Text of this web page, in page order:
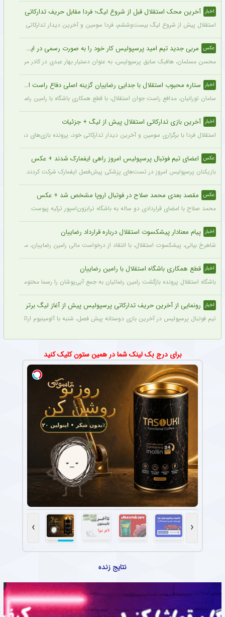
اخبار آخرین محک استقلال قبل از شروع لیگ؛ فردا مقابل حریف تدارکاتی
استقلال پیش از شروع لیگ بیست‌وششم، فردا سومین و آخرین دیدار تدارکاتی خود را
عکس مربی جدید تیم امید پرسپولیس کار خود را به صورت رسمی در این باشگاه آغاز کرد + عکس
محسن مسلمان، هافبک سابق پرسپولیس، به عنوان دستیار بهار عبدی در کادر مربیگری
اخبار ستاره محبوب استقلال با جدایی رضاییان گزینه اصلی دفاع راست این تیم
سامان تورانیان، مدافع راست جوان استقلال، با قطع همکاری باشگاه با رامین رضاییان،
اخبار آخرین بازی تدارکاتی استقلال پیش از لیگ + جزئیات
استقلال فردا با برگزاری سومین و آخرین دیدار تدارکاتی خود، پرونده بازی‌های
عکس اعضای تیم فوتبال پرسپولیس امروز راهی ایفمارک شدند + عکس
بازیکنان پرسپولیس امروز در تست‌های پزشکی پیش‌فصل ایفمارک شرکت کردند. این
عکس مقصد بعدی محمد صلاح در فوتبال اروپا مشخص شد + عکس
محمد صلاح با امضای قراردادی دو ساله به باشگاه ترابزون‌اسپور ترکیه پیوست.
اخبار پیام معنادار پیشکسوت استقلال درباره قرارداد رضاییان
شاهرخ بیانی، پیشکسوت استقلال، با انتقاد از درخواست مالی رامین رضاییان، مدعی
اخبار قطع همکاری باشگاه استقلال با رامین رضاییان
باشگاه استقلال پرونده بازگشت رامین رضائیان به جمع آبی‌پوشان را رسما مختومه اعلام
اخبار رونمایی از آخرین حریف تدارکاتی پرسپولیس پیش از آغاز لیگ برتر
تیم فوتبال پرسپولیس در آخرین بازی دوستانه پیش فصل، شنبه با آلومینیوم اراک دیدار
برای درج بک لینک شما در همین ستون کلیک کنید
‹
›
نتایج زنده